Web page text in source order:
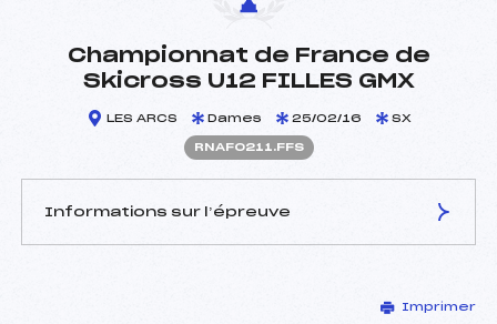
Championnat de France de
Skicross U12 FILLES GMX
LES ARCS Dames 25/02/16 SX
RNAF0211.FFS
Informations sur l’épreuve
–
Imprimer